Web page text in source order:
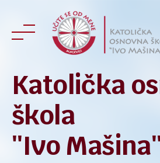
content
Katolička
škola
''Ivo